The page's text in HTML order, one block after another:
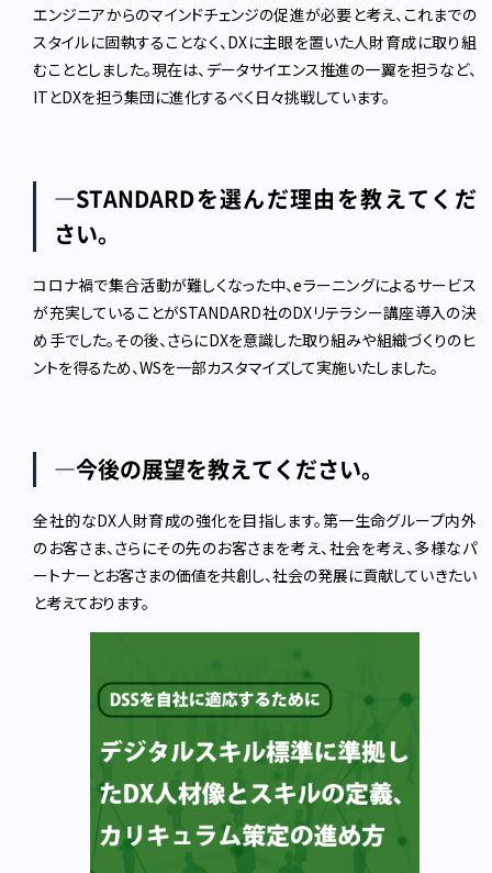
エンジニアからのマインドチェンジの促進が必要と考え、これまでの
スタイルに固執することなく、DXに主眼を置いた人財育成に取り組
むこととしました。現在は、データサイエンス推進の一翼を担うなど、
ITとDXを担う集団に進化するべく日々挑戦しています。
―STANDARDを選んだ理由を教えてくだ
さい。
コロナ禍で集合活動が難しくなった中、eラーニングによるサービス
が充実していることがSTANDARD社のDXリテラシー講座導入の決
め手でした。その後、さらにDXを意識した取り組みや組織づくりのヒ
ントを得るため、WSを一部カスタマイズして実施いたしました。
―今後の展望を教えてください。
全社的なDX人財育成の強化を目指します。第一生命グループ内外
のお客さま、さらにその先のお客さまを考え、社会を考え、多様なパ
ートナーとお客さまの価値を共創し、社会の発展に貢献していきたい
と考えております。